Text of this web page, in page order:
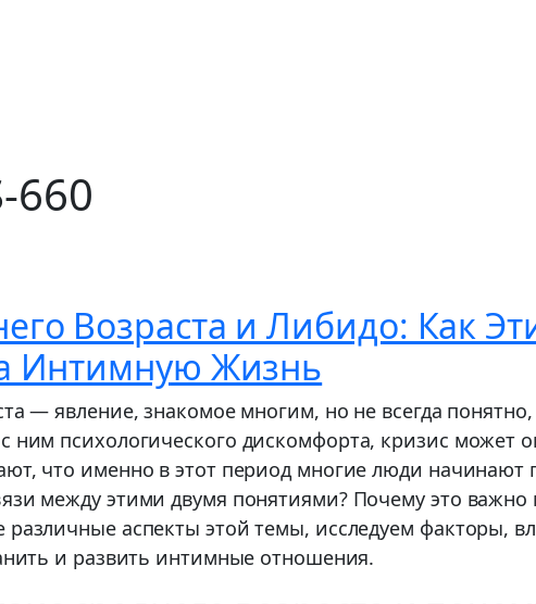
660
Возраста и Либидо: Как
Интимную Жизнь
— явление, знакомое многим, но не всегда
ним психологического дискомфорта, кризис
что именно в этот период многие люди
между этими двумя понятиями? Почему это важно
различные аспекты этой темы, исследуем
и развить интимные отношения.